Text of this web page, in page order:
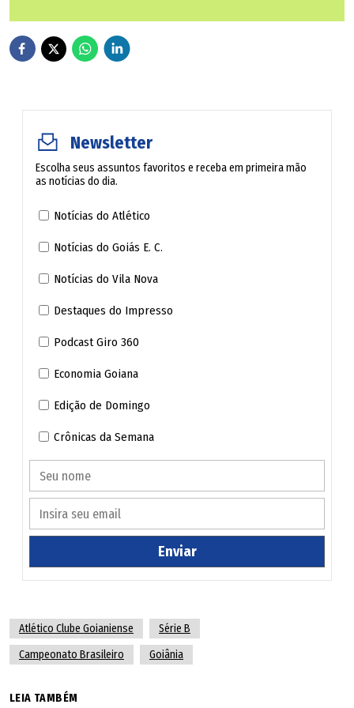
Newsletter
Escolha seus assuntos favoritos e receba em primeira mão
as notícias do dia.
Notícias do Atlético
Notícias do Goiás E. C.
Notícias do Vila Nova
Destaques do Impresso
Podcast Giro 360
Economia Goiana
Edição de Domingo
Crônicas da Semana
Enviar
Atlético Clube Goianiense
Série B
Campeonato Brasileiro
Goiânia
LEIA TAMBÉM